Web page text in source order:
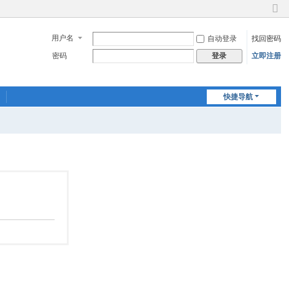
切
到
窄
用户名 自动登录
找回密码
密码
登录 立即注册
快捷导航